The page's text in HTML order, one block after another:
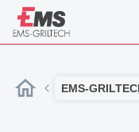
EMS-